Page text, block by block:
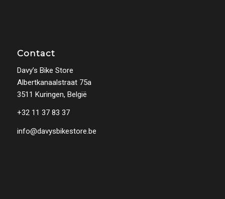
Contact
Davy’s Bike Store
Albertkanaalstraat 75a
3511 Kuringen, België
+32 11 37 83 37
info@davysbikestore.be